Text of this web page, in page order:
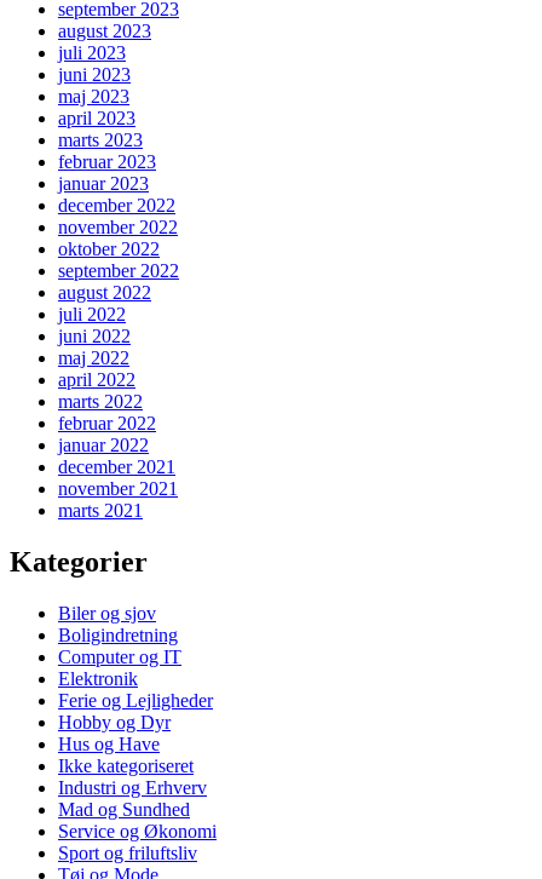
september 2023
august 2023
juli 2023
juni 2023
maj 2023
april 2023
marts 2023
februar 2023
januar 2023
december 2022
november 2022
oktober 2022
september 2022
august 2022
juli 2022
juni 2022
maj 2022
april 2022
marts 2022
februar 2022
januar 2022
december 2021
november 2021
marts 2021
Kategorier
Biler og sjov
Boligindretning
Computer og IT
Elektronik
Ferie og Lejligheder
Hobby og Dyr
Hus og Have
Ikke kategoriseret
Industri og Erhverv
Mad og Sundhed
Service og Økonomi
Sport og friluftsliv
Tøj og Mode